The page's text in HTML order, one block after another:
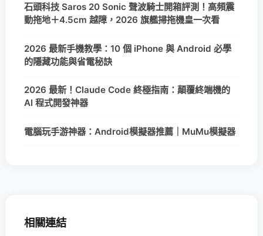
石頭科技 Saros 20 Sonic 聲波騎士開箱評測！高頻震
動拖地＋4.5cm 越障，2026 旗艦掃拖機皇一次看
2026 最新手機教學：10 個 iPhone 與 Android 必學
的隱藏功能與省電秘訣
2026 最新！Claude Code 終極指南：顛覆終端機的
AI 程式開發神器
電腦玩手游神器：Android模擬器推薦｜MuMu模擬器
相關連結